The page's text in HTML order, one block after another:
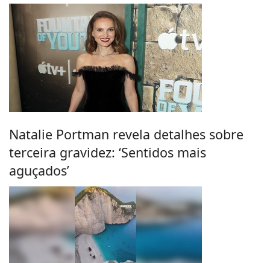
Natalie Portman revela detalhes sobre
terceira gravidez: ‘Sentidos mais
aguçados’